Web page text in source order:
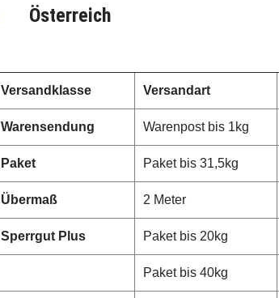
Österreich
Versandklasse Versandart
Warensendung Warenpost bis 1kg
Paket Paket bis 31,5kg
Übermaß 2 Meter
Sperrgut Plus Paket bis 20kg
Paket bis 40kg